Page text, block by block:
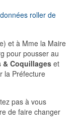
et à Mme la Maire
pour pousser au
& Coquillages et
la Préfecture
pas à vous
de faire changer